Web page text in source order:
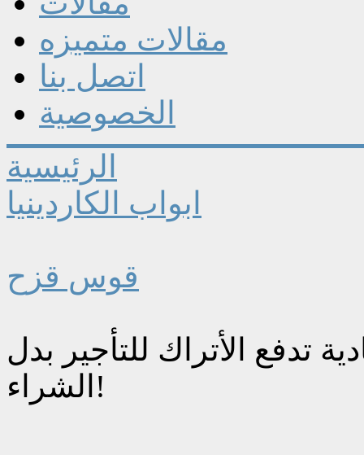
مقالات متميزه
اتصل بنا
الخصوصية
الرئيسية
ابواب الكاردينيا
قوس قزح
تدفع الأتراك للتأجير بدل
الشراء!